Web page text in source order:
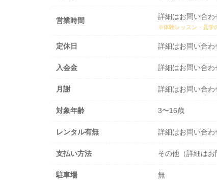
営業時間 詳細はお問い合わ
※体験レッスン・見学
定休日 詳細はお問い合わ
入会金 詳細はお問い合わ
月謝 詳細はお問い合わ
対象年齢 3〜16歳
レンタル有無 詳細はお問い合わ
支払い方法 その他（詳細はお
駐車場 無